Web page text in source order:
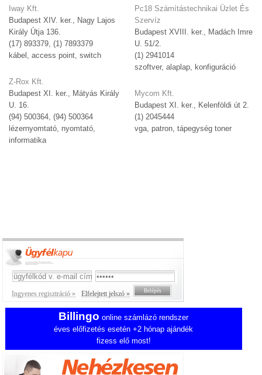
Iway Kft.
Budapest XIV. ker., Nagy Lajos
Király Útja 136.
(17) 893379, (1) 7893379
kábel, access point, switch
Z-Rox Kft.
Budapest XI. ker., Mátyás Király
U. 16.
(94) 500364, (94) 500364
lézernyomtató, nyomtató,
informatika
Pc18 Számítástechnikai Üzlet És
Szervíz
Budapest XVIII. ker., Madách Imre
U. 51/2.
(1) 2941014
szoftver, alaplap, konfiguráció
Mycom Kft.
Budapest XI. ker., Kelenföldi út 2.
(1) 2045444
vga, patron, tápegység toner
Ingyenes regisztráció » Elfelejtett jelszó »
Billingo online számlázó rendszer
éves előfizetés esetén +2 hónap ajándék
fizess elő most!